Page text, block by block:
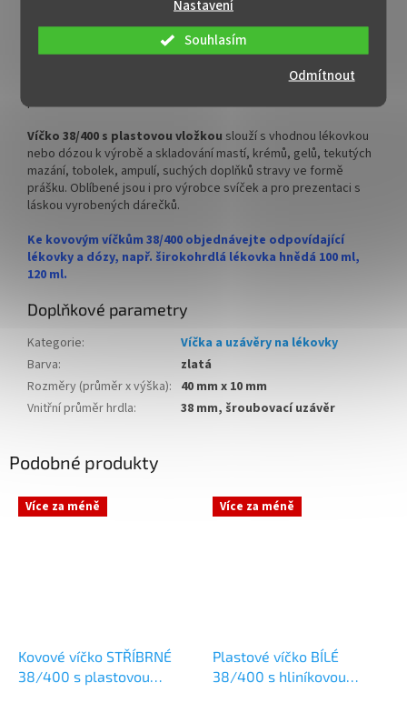
Nastavení
Odmítnout
Souhlasím
víčkem
✅ Víčka k lékovce dokoupíte
✅ Vhodná pro uchování výrobků
citlivých na UV
✅ Lékovka skladem a ihned k
odeslání!
o průměru 38 mm
lékárnách, farmaceutickém průmyslu, kosmetickém průmyslu a
pro domácí výrobu potravinových doplňků.
, vhodný na hnědé lékovky odolné
proti UV záření.
Víčko 38/400 s plastovou vložkou slouží s vhodnou lékovkou
nebo dózou k výrobě a skladování mastí, krémů, gelů, tekutých
mazání, tobolek, ampulí, suchých doplňků stravy ve formě
prášku. Oblíbené jsou i pro výrobce svíček a pro prezentaci s
láskou vyrobených dárečků.
Ke kovovým víčkům 38/400 objednávejte odpovídající
lékovky a dózy, např. širokohrdlá lékovka hnědá 100 ml,
120 ml.
Doplňkové parametry
Kategorie:
Víčka a uzávěry na lékovky
Barva:
zlatá
Rozměry (průměr x výška): 40 mm x 10 mm
Vnitřní průměr hrdla: 38 mm, šroubovací uzávěr
Podobné produkty
Více za méně
Kovové víčko STŘÍBRNÉ
38/400 s plastovou
Více za méně
Plastové víčko BÍLÉ
38/400 s hliníkovou